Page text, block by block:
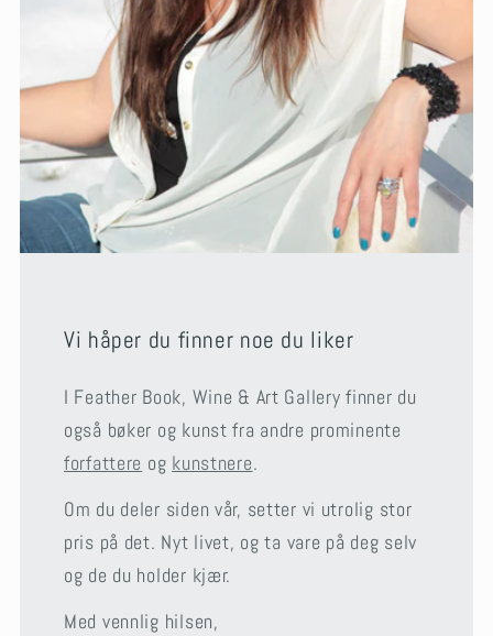
Vi håper du finner noe du liker
I Feather Book, Wine & Art Gallery finner du
også bøker og kunst fra andre prominente
forfattere og kunstnere.
Om du deler siden vår, setter vi utrolig stor
pris på det. Nyt livet, og ta vare på deg selv
og de du holder kjær.
Med vennlig hilsen,